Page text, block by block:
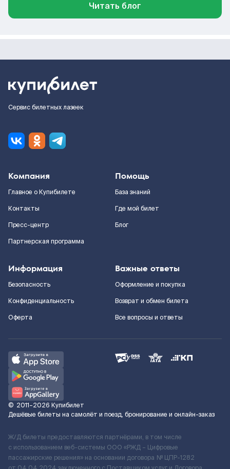
Читать блог
Сервис билетных лазеек
Компания
Главное о Купибилете
Контакты
Пресс-центр
Партнерская программа
Помощь
База знаний
Где мой билет
Блог
Информация
Безопасность
Конфиденциальность
Оферта
Важные ответы
Оформление и покупка
Возврат и обмен билета
Все вопросы и ответы
© 2011–2026 Купибилет
Дешёвые билеты на самолёт и поезд, бронирование и онлайн-заказ
Ж/Д билеты предоставляются партнёрами, в том числе
с использованием веб-системы ООО «РЖД – Цифровые
пассажирские решения» на основании договора № ЦПР-1282